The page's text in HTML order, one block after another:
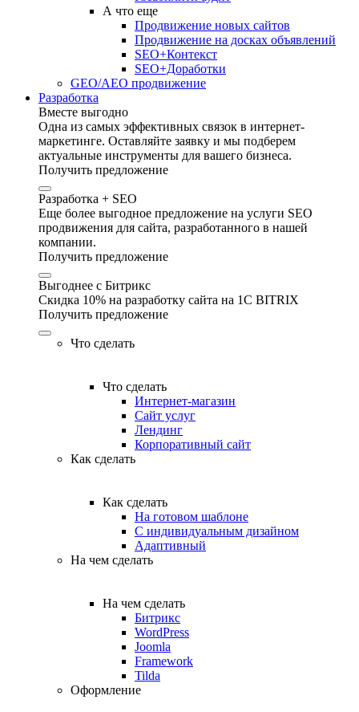
А что еще
Продвижение новых сайтов
Продвижение на досках объявлений
SEO+Контекст
SEO+Доработки
GEO/AEO продвижение
Разработка
Вместе выгодно
Одна из самых эффективных связок в интернет-
маркетинге. Оставляйте заявку и мы подберем
актуальные инструменты для вашего бизнеса.
Получить предложение
Разработка + SEO
Еще более выгодное предложение на услуги SEO
продвижения для сайта, разработанного в нашей
компании.
Получить предложение
Выгоднее с Битрикс
Скидка 10% на разработку сайта на 1C BITRIX
Получить предложение
Что сделать
Что сделать
Интернет-магазин
Сайт услуг
Лендинг
Корпоративный сайт
Как сделать
Как сделать
На готовом шаблоне
С индивидуальным дизайном
Адаптивный
На чем сделать
На чем сделать
Битрикс
WordPress
Joomla
Framework
Tilda
Оформление